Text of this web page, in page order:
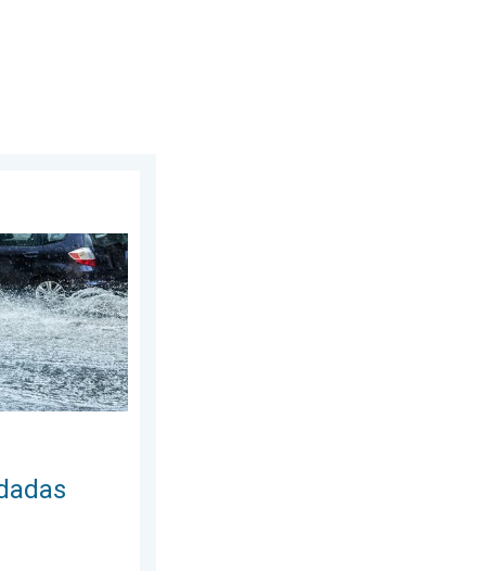
27 de julio de 2026
Medidas de seguridad. . . lunes, 3 de agosto de 2026